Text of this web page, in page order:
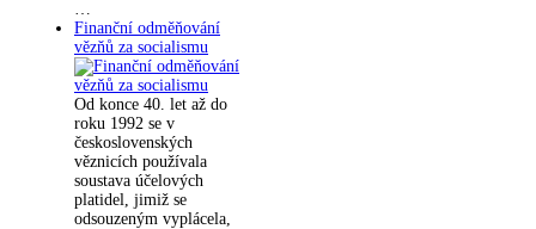
Finanční odměňování
vězňů za socialismu
Od konce 40. let až do
roku 1992 se v
československých
věznicích používala
soustava účelových
platidel, jimiž se
odsouzeným vyplácela,